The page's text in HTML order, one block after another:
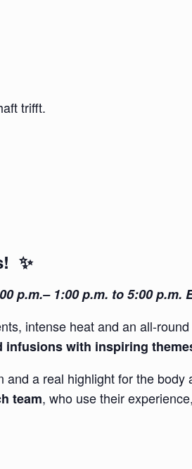
trifft.
✨
p.m.– 1:00 p.m. to 5:00 p.m.
intense heat and an all-
infusions with inspiring
and a real highlight for the body
team, who use their